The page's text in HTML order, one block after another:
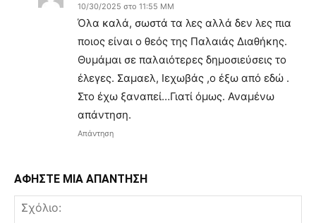
10/30/2025 στο 11:55 ΜΜ
Όλα καλά, σωστά τα λες αλλά δεν λες πια
ποιος είναι ο θεός της Παλαιάς Διαθήκης.
Θυμάμαι σε παλαιότερες δημοσιεύσεις το
έλεγες. Σαμαελ, Ιεχωβάς ,ο έξω από εδώ .
Στο έχω ξαναπεί…Γιατί όμως. Αναμένω
απάντηση.
Απάντηση
ΑΦΗΣΤΕ ΜΙΑ ΑΠΑΝΤΗΣΗ